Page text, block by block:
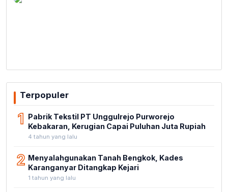
Terpopuler
1 Pabrik Tekstil PT Unggulrejo Purworejo
Kebakaran, Kerugian Capai Puluhan Juta Rupiah
4 tahun yang lalu
2 Menyalahgunakan Tanah Bengkok, Kades
Karanganyar Ditangkap Kejari
1 tahun yang lalu